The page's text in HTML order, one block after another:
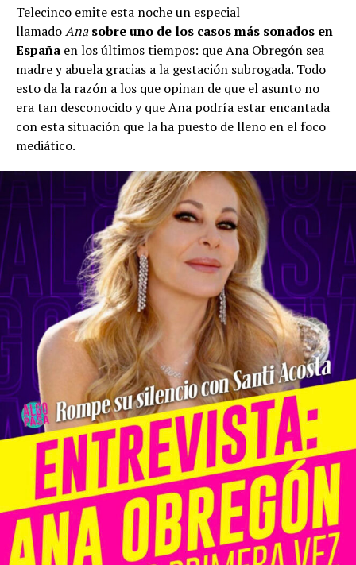
Telecinco emite esta noche un especial
llamadoAnasobre uno de los casos más sonados en
España en los últimos tiempos: que Ana Obregón sea
madre y abuela gracias a la gestación subrogada. Todo
esto da la razón a los que opinan de que el asunto no
era tan desconocido y que Ana podría estar encantada
con esta situación que la ha puesto de lleno en el foco
mediático.